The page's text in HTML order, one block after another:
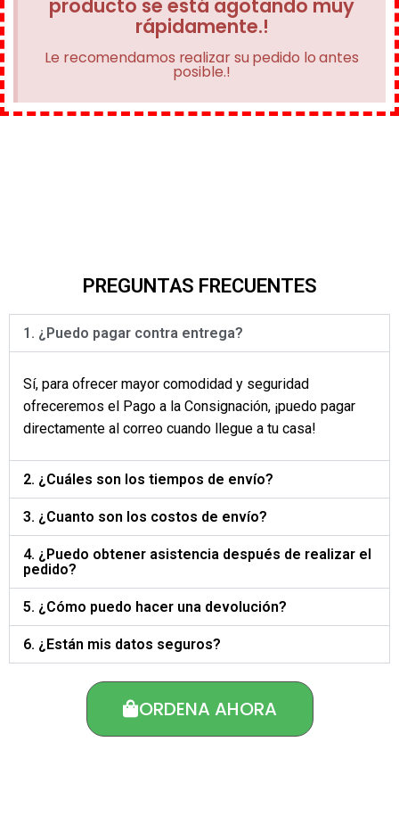
producto se está agotando muy
rápidamente.!
Le recomendamos realizar su pedido lo antes
posible.!
PREGUNTAS FRECUENTES
1. ¿Puedo pagar contra entrega?
Sí, para ofrecer mayor comodidad y seguridad
ofreceremos el Pago a la Consignación, ¡puedo pagar
directamente al correo cuando llegue a tu casa!
2. ¿Cuáles son los tiempos de envío?
3. ¿Cuanto son los costos de envío?
4. ¿Puedo obtener asistencia después de realizar el
pedido?
5. ¿Cómo puedo hacer una devolución?
6. ¿Están mis datos seguros?
ORDENA AHORA